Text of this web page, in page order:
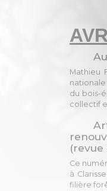
Mathieu
nationale
du bois-
collectif
(revue
Ce
à
filière